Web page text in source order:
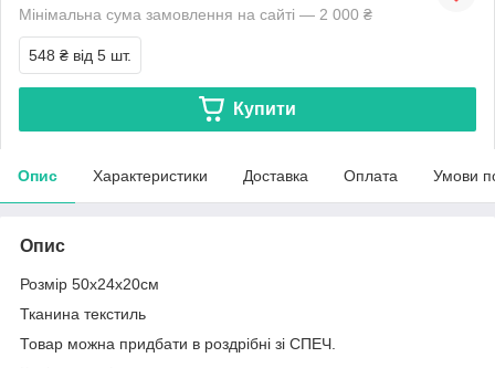
Мінімальна сума замовлення на сайті — 2 000 ₴
548 ₴ від 5 шт.
Купити
Опис Характеристики Доставка Оплата Умови
Опис
Розмір 50х24х20см
Тканина текстиль
Товар можна придбати в роздрібні зі СПЕЧ.